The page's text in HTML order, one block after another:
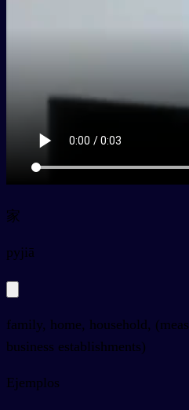
家
pyjiā
family, home, household,
business establishments)
Ejemplos